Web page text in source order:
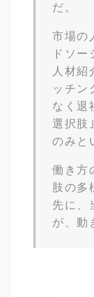
だ。
市場の
ドソ
人材紹
ッチン
なく退
選択肢
のみと
働き方
肢の多
先に、
が、動